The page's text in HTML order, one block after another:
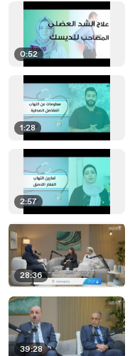
0:52
1:28
2:57
28:36
39:28